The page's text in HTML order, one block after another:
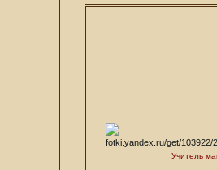
Учитель